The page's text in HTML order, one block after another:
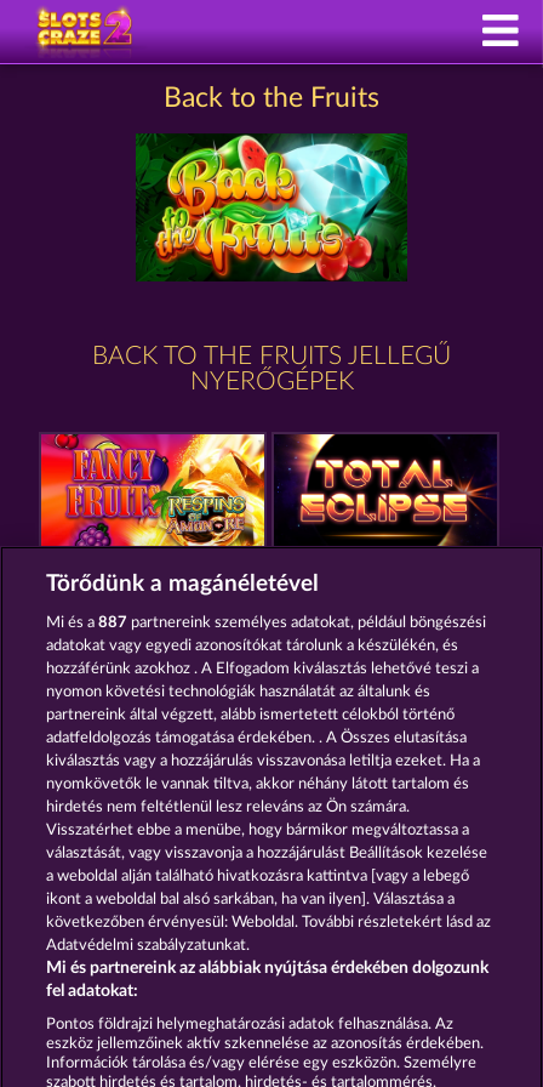
Back to the Fruits
BACK TO THE FRUITS JELLEGŰ
NYERŐGÉPEK
FANCY FRUITS ROAR TOTAL ECLIPSE
3 GOLDEN CHERRIES ROYAL SEVEN ULTRA
Részvételi feltételek
Adatkezelési tájékoztató Impresszum
A cég GYIK
Törődünk a magánéletével
Mi és a887 partnereink személyes adatokat, például böngészési
adatokat vagy egyedi azonosítókat tárolunk a készülékén, és
hozzáférünk azokhoz . A Elfogadom kiválasztás lehetővé teszi a
nyomon követési technológiák használatát az általunk és
partnereink által végzett, alább ismertetett célokból történő
adatfeldolgozás támogatása érdekében. . A Összes elutasítása
kiválasztás vagy a hozzájárulás visszavonása letiltja ezeket. Ha a
nyomkövetők le vannak tiltva, akkor néhány látott tartalom és
hirdetés nem feltétlenül lesz releváns az Ön számára.
Visszatérhet ebbe a menübe, hogy bármikor megváltoztassa a
választását, vagy visszavonja a hozzájárulást Beállítások kezelése
a weboldal alján található hivatkozásra kattintva [vagy a lebegő
ikont a weboldal bal alsó sarkában, ha van ilyen]. Választása a
következőben érvényesül: Weboldal. További részletekért lásd az
Adatvédelmi szabályzatunkat.
Mi és partnereink az alábbiak nyújtása érdekében dolgozunk
fel adatokat:
Pontos földrajzi helymeghatározási adatok felhasználása. Az
eszköz jellemzőinek aktív szkennelése az azonosítás érdekében.
Információk tárolása és/vagy elérése egy eszközön. Személyre
szabott hirdetés és tartalom, hirdetés- és tartalommérés,